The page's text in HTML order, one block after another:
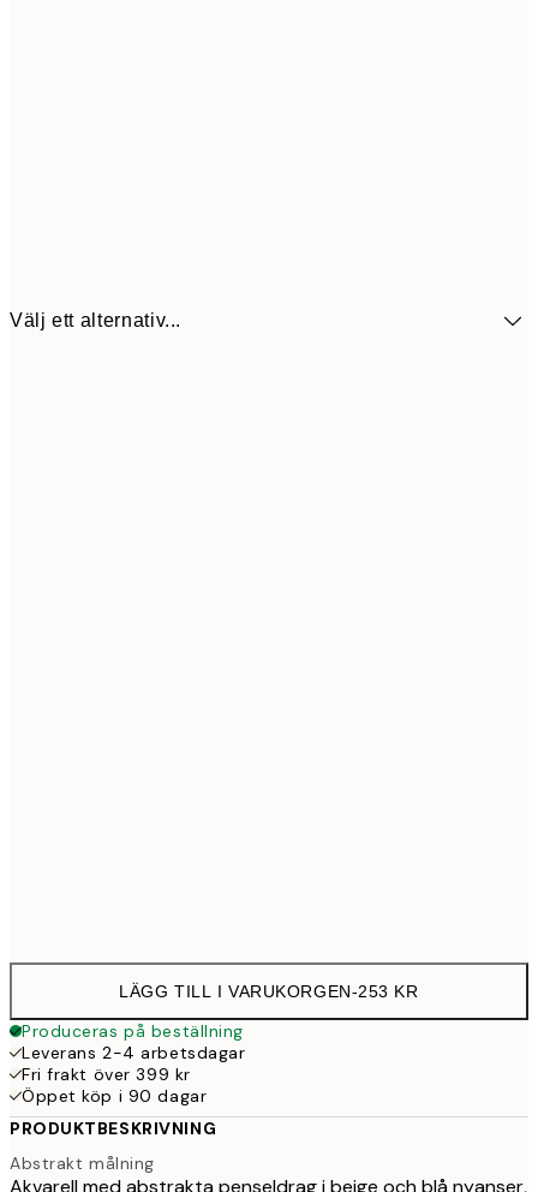
Välj ett alternativ...
LÄGG TILL I VARUKORGEN-253 KR
Produceras på beställning
Leverans 2-4 arbetsdagar
Fri frakt över 399 kr
Öppet köp i 90 dagar
PRODUKTBESKRIVNING
Abstrakt målning
Akvarell med abstrakta penseldrag i beige och blå nyanser,